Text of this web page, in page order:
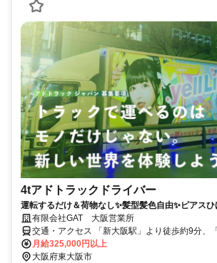
4tアドトラックドライバー
運転するだけ＆荷物なし✨髪型髪色自由✨ピアスひ
有限会社GAT 大阪営業所
交通・アクセス 「新大阪駅」より徒歩約9分、
方駅」より徒歩約11分★車・バイク通勤OK
月給325,000円以上
大阪府東大阪市